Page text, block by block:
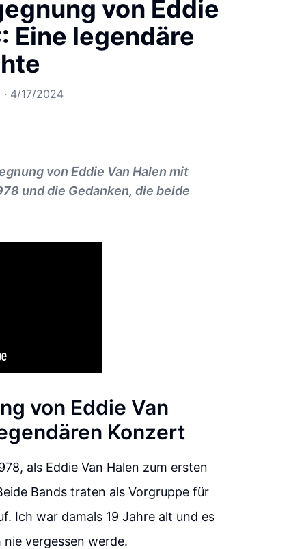
von Eddie
Eine legendäre
· 4/17/2024
von Eddie Van Halen mit
und die Gedanken, die beide
von Eddie Van
Konzert
als Eddie Van Halen zum ersten
Bands traten als Vorgruppe für
Ich war damals 19 Jahre alt und es
vergessen werde.